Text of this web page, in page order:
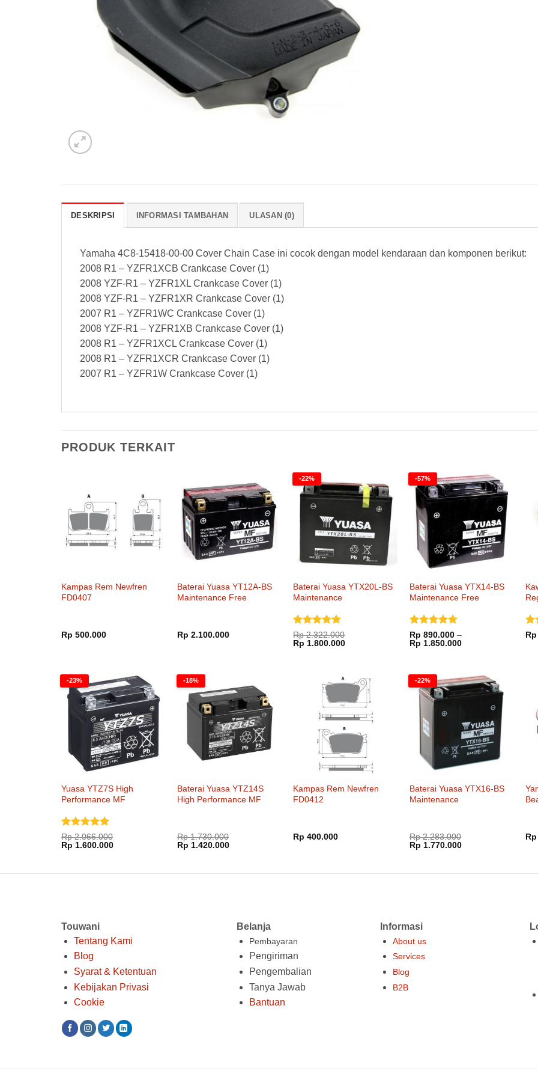
DESKRIPSI INFORMASI TAMBAHAN ULASAN (0)
Yamaha 4C8-15418-00-00 Cover Chain Case ini cocok dengan model kendaraan dan komponen berikut:
2008 R1 – YZFR1XCB Crankcase Cover (1)
2008 YZF-R1 – YZFR1XL Crankcase Cover (1)
2008 YZF-R1 – YZFR1XR Crankcase Cover (1)
2007 R1 – YZFR1WC Crankcase Cover (1)
2008 YZF-R1 – YZFR1XB Crankcase Cover (1)
2008 R1 – YZFR1XCL Crankcase Cover (1)
2008 R1 – YZFR1XCR Crankcase Cover (1)
2007 R1 – YZFR1W Crankcase Cover (1)
PRODUK TERKAIT
Kampas Rem Newfren
FD0407
Rp 500.000
Baterai Yuasa YT12A-BS
Maintenance Free
Rp 2.100.000
-22%
Baterai Yuasa YTX20L-BS
Maintenance
Dinilai5
dari 5
Rp2.322.000
Harga
aslinya
Rp 1.800.000Harga
-57%
Baterai Yuasa YTX14-BS
Maintenance Free
Dinilai 5
dari 5
Rp 890.000 –
Rp 1.850.000Rentang
Rp 1.850.000
Rp
-23%
Yuasa YTZ7S High
Performance MF
Dinilai5
dari 5
Rp2.066.000
Harga
aslinya
Rp 1.600.000Harga
-18%
Baterai Yuasa YTZ14S
High Performance MF
Rp1.730.000
Harga
aslinya
Rp 1.420.000Harga
Kampas Rem Newfren
FD0412
Rp 400.000
-22%
Baterai Yuasa YTX16-BS
Maintenance
Rp2.283.000
Harga
aslinya
Rp 1.770.000Harga
Rp
Touwani
Tentang Kami
Blog
Syarat & Ketentuan
Kebijakan Privasi
Cookie
Belanja
Pembayaran
Pengiriman
Pengembalian
Tanya Jawab
Bantuan
Informasi
About us
Services
Blog
B2B